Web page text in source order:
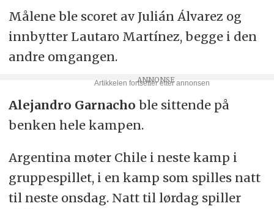
Målene ble scoret av Julián Álvarez og
innbytter Lautaro Martínez, begge i den
andre omgangen.
Alejandro Garnacho ble sittende på
benken hele kampen.
Argentina møter Chile i neste kamp i
gruppespillet, i en kamp som spilles natt
til neste onsdag. Natt til lørdag spiller